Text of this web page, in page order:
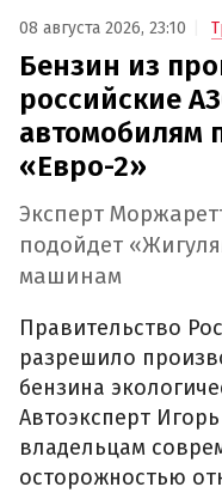
08 августа 2026, 23:10
Бензин из
российские
автомобилям
«Евро-2»
Эксперт
подойдет
машинам
Правительство
разрешило
бензина
Автоэксперт
владельцам
осторожностью